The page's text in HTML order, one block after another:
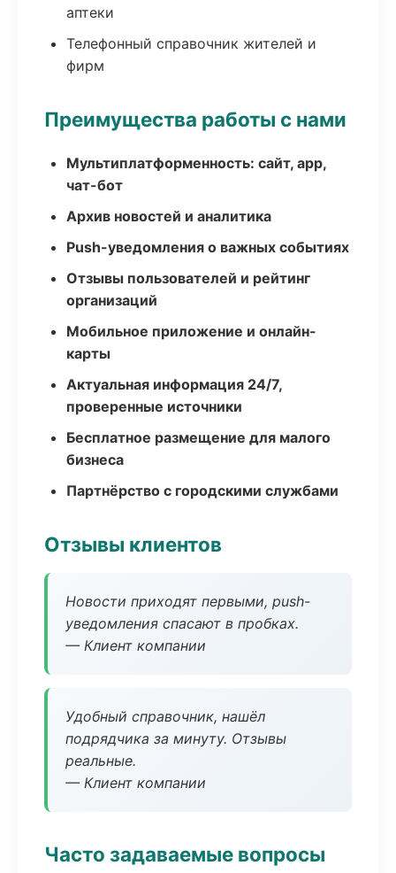
аптеки
Телефонный справочник жителей и
фирм
Преимущества работы с нами
Мультиплатформенность: сайт, app,
чат-бот
Архив новостей и аналитика
Push-уведомления о важных событиях
Отзывы пользователей и рейтинг
организаций
Мобильное приложение и онлайн-
карты
Актуальная информация 24/7,
проверенные источники
Бесплатное размещение для малого
бизнеса
Партнёрство с городскими службами
Отзывы клиентов
Новости приходят первыми, push-
уведомления спасают в пробках.
— Клиент компании
Удобный справочник, нашёл
подрядчика за минуту. Отзывы
реальные.
— Клиент компании
Часто задаваемые вопросы